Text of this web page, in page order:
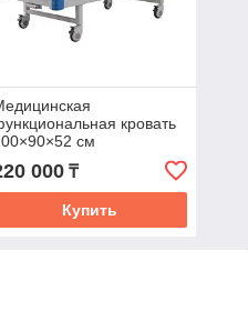
кровать
см
000₸
Купить